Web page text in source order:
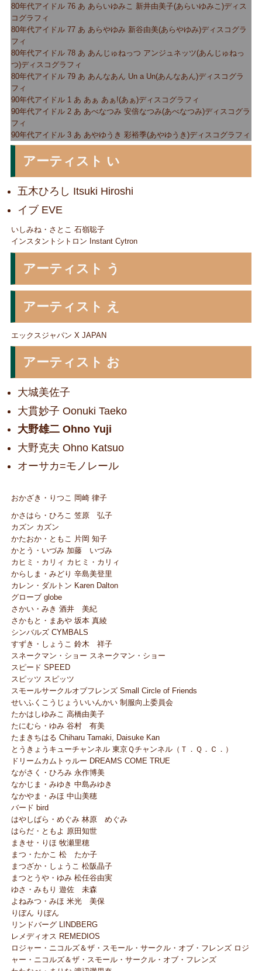
80年代アイドル 76 あ あらいゆみこ 新井由美子(あらいゆみこ)ディス
コグラフィ
80年代アイドル 77 あ あらやゆみ 新谷由美(あらやゆみ)ディスコグラ
フィ
80年代アイドル 78 あ あんじゅねっつ アンジュネッツ(あんじゅねっ
つ)ディスコグラフィ
80年代アイドル 79 あ あんなあん Un a Un(あんなあん)ディスコグラ
フィ
90年代アイドル 1 あ あぁ あぁ!(あぁ)ディスコグラフィ
90年代アイドル 2 あ あべなつみ 安倍なつみ(あべなつみ)ディスコグラ
フィ
90年代アイドル 3 あ あやゆうき 彩裕季(あやゆうき)ディスコグラフィ
アーティスト い
五木ひろし Itsuki Hiroshi
イブ EVE
いしみね・さとこ 石嶺聡子
インスタントシトロン Instant Cytron
アーティスト う
アーティスト え
エックスジャパン X JAPAN
アーティスト お
大城美佐子
大貫妙子 Oonuki Taeko
大野雄二 Ohno Yuji
大野克夫 Ohno Katsuo
オーサカ=モノレール
おかざき・りつこ 岡崎 律子
かさはら・ひろこ 笠原 弘子
カズン カズン
かたおか・ともこ 片岡 知子
かとう・いづみ 加藤 いづみ
カヒミ・カリィ カヒミ・カリィ
からしま・みどり 辛島美登里
カレン・ダルトン Karen Dalton
グローブ globe
さかい・みき 酒井 美紀
さかもと・まあや 坂本 真綾
シンバルズ CYMBALS
すずき・しょうこ 鈴木 祥子
スネークマン・ショー スネークマン・ショー
スピード SPEED
スピッツ スピッツ
スモールサークルオブフレンズ Small Circle of Friends
せいふくこうじょういいんかい 制服向上委員会
たかはしゆみこ 高橋由美子
たにむら・ゆみ 谷村 有美
たまきちはる Chiharu Tamaki, Daisuke Kan
とうきょうキューチャンネル 東京Ｑチャンネル（Ｔ．Ｑ．Ｃ．）
ドリームカムトゥルー DREAMS COME TRUE
ながさく・ひろみ 永作博美
なかじま・みゆき 中島みゆき
なかやま・みほ 中山美穂
バード bird
はやしばら・めぐみ 林原 めぐみ
はらだ・ともよ 原田知世
まきせ・りほ 牧瀬里穂
まつ・たかこ 松 たか子
まつざか・しょうこ 松阪晶子
まつとうや・ゆみ 松任谷由実
ゆさ・みもり 遊佐 未森
よねみつ・みほ 米光 美保
りぼん りぼん
リンドバーグ LINDBERG
レメディオス REMEDIOS
ロジャー・ニコルズ＆ザ・スモール・サークル・オブ・フレンズ ロジ
ャー・ニコルズ＆ザ・スモール・サークル・オブ・フレンズ